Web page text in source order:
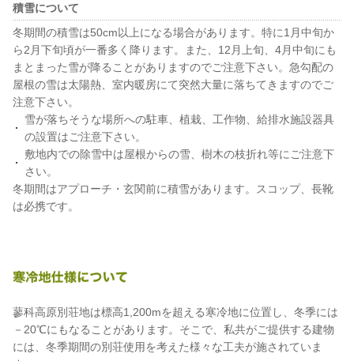
積雪について
冬期間の積雪は50cm以上になる場合があります。特に1月中旬か
ら2月下旬頃が一番多く降ります。また、12月上旬、4月中旬にも
まとまった雪が降ることがありますのでご注意下さい。急勾配の
屋根の雪は太陽熱、室内暖房にて突然大量に落ちてきますのでご
注意下さい。
雪が落ちそうな場所への駐車、植栽、工作物、給排水施設器具
の設置はご注意下さい。
敷地内での除雪中は屋根からの雪、樹木の枝折れ等にご注意下
さい。
冬期間はアプローチ・玄関前に積雪があります。スコップ、長靴
は必携です。
蓼科高原別荘地は標高1,200mを超える寒冷地に位置し、冬季には
－20℃にもなることがあります。そこで、私共がご提供する建物
には、冬季期間の別荘使用を考えた様々な工夫が施されていま